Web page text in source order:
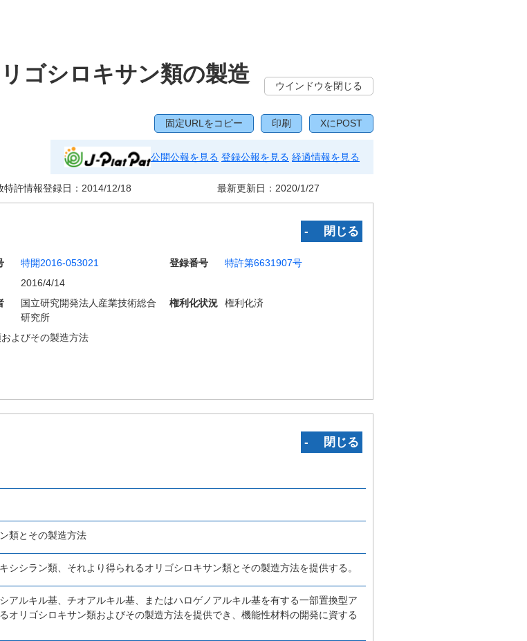
ゴシロキサン類の製造
ウインドウを閉じる
固定URLをコピー 印刷 XにPOST
公開公報を見る 登録公報を見る 経過情報を見る
特許情報登録日： 2014/12/18 最新更新日： 2020/1/27
‐ 閉じる
特開2016-053021 登録番号
特許第6631907号
2016/4/14
国立研究開発法人産業技術総合
研究所
権利化状況 権利化済
よびその製造方法
‐ 閉じる
類とその製造方法
シシラン類、それより得られるオリゴシロキサン類とその製造方法を提供する。
アルキル基、チオアルキル基、またはハロゲノアルキル基を有する一部置換型ア
オリゴシロキサン類およびその製造方法を提供でき、機能性材料の開発に資する